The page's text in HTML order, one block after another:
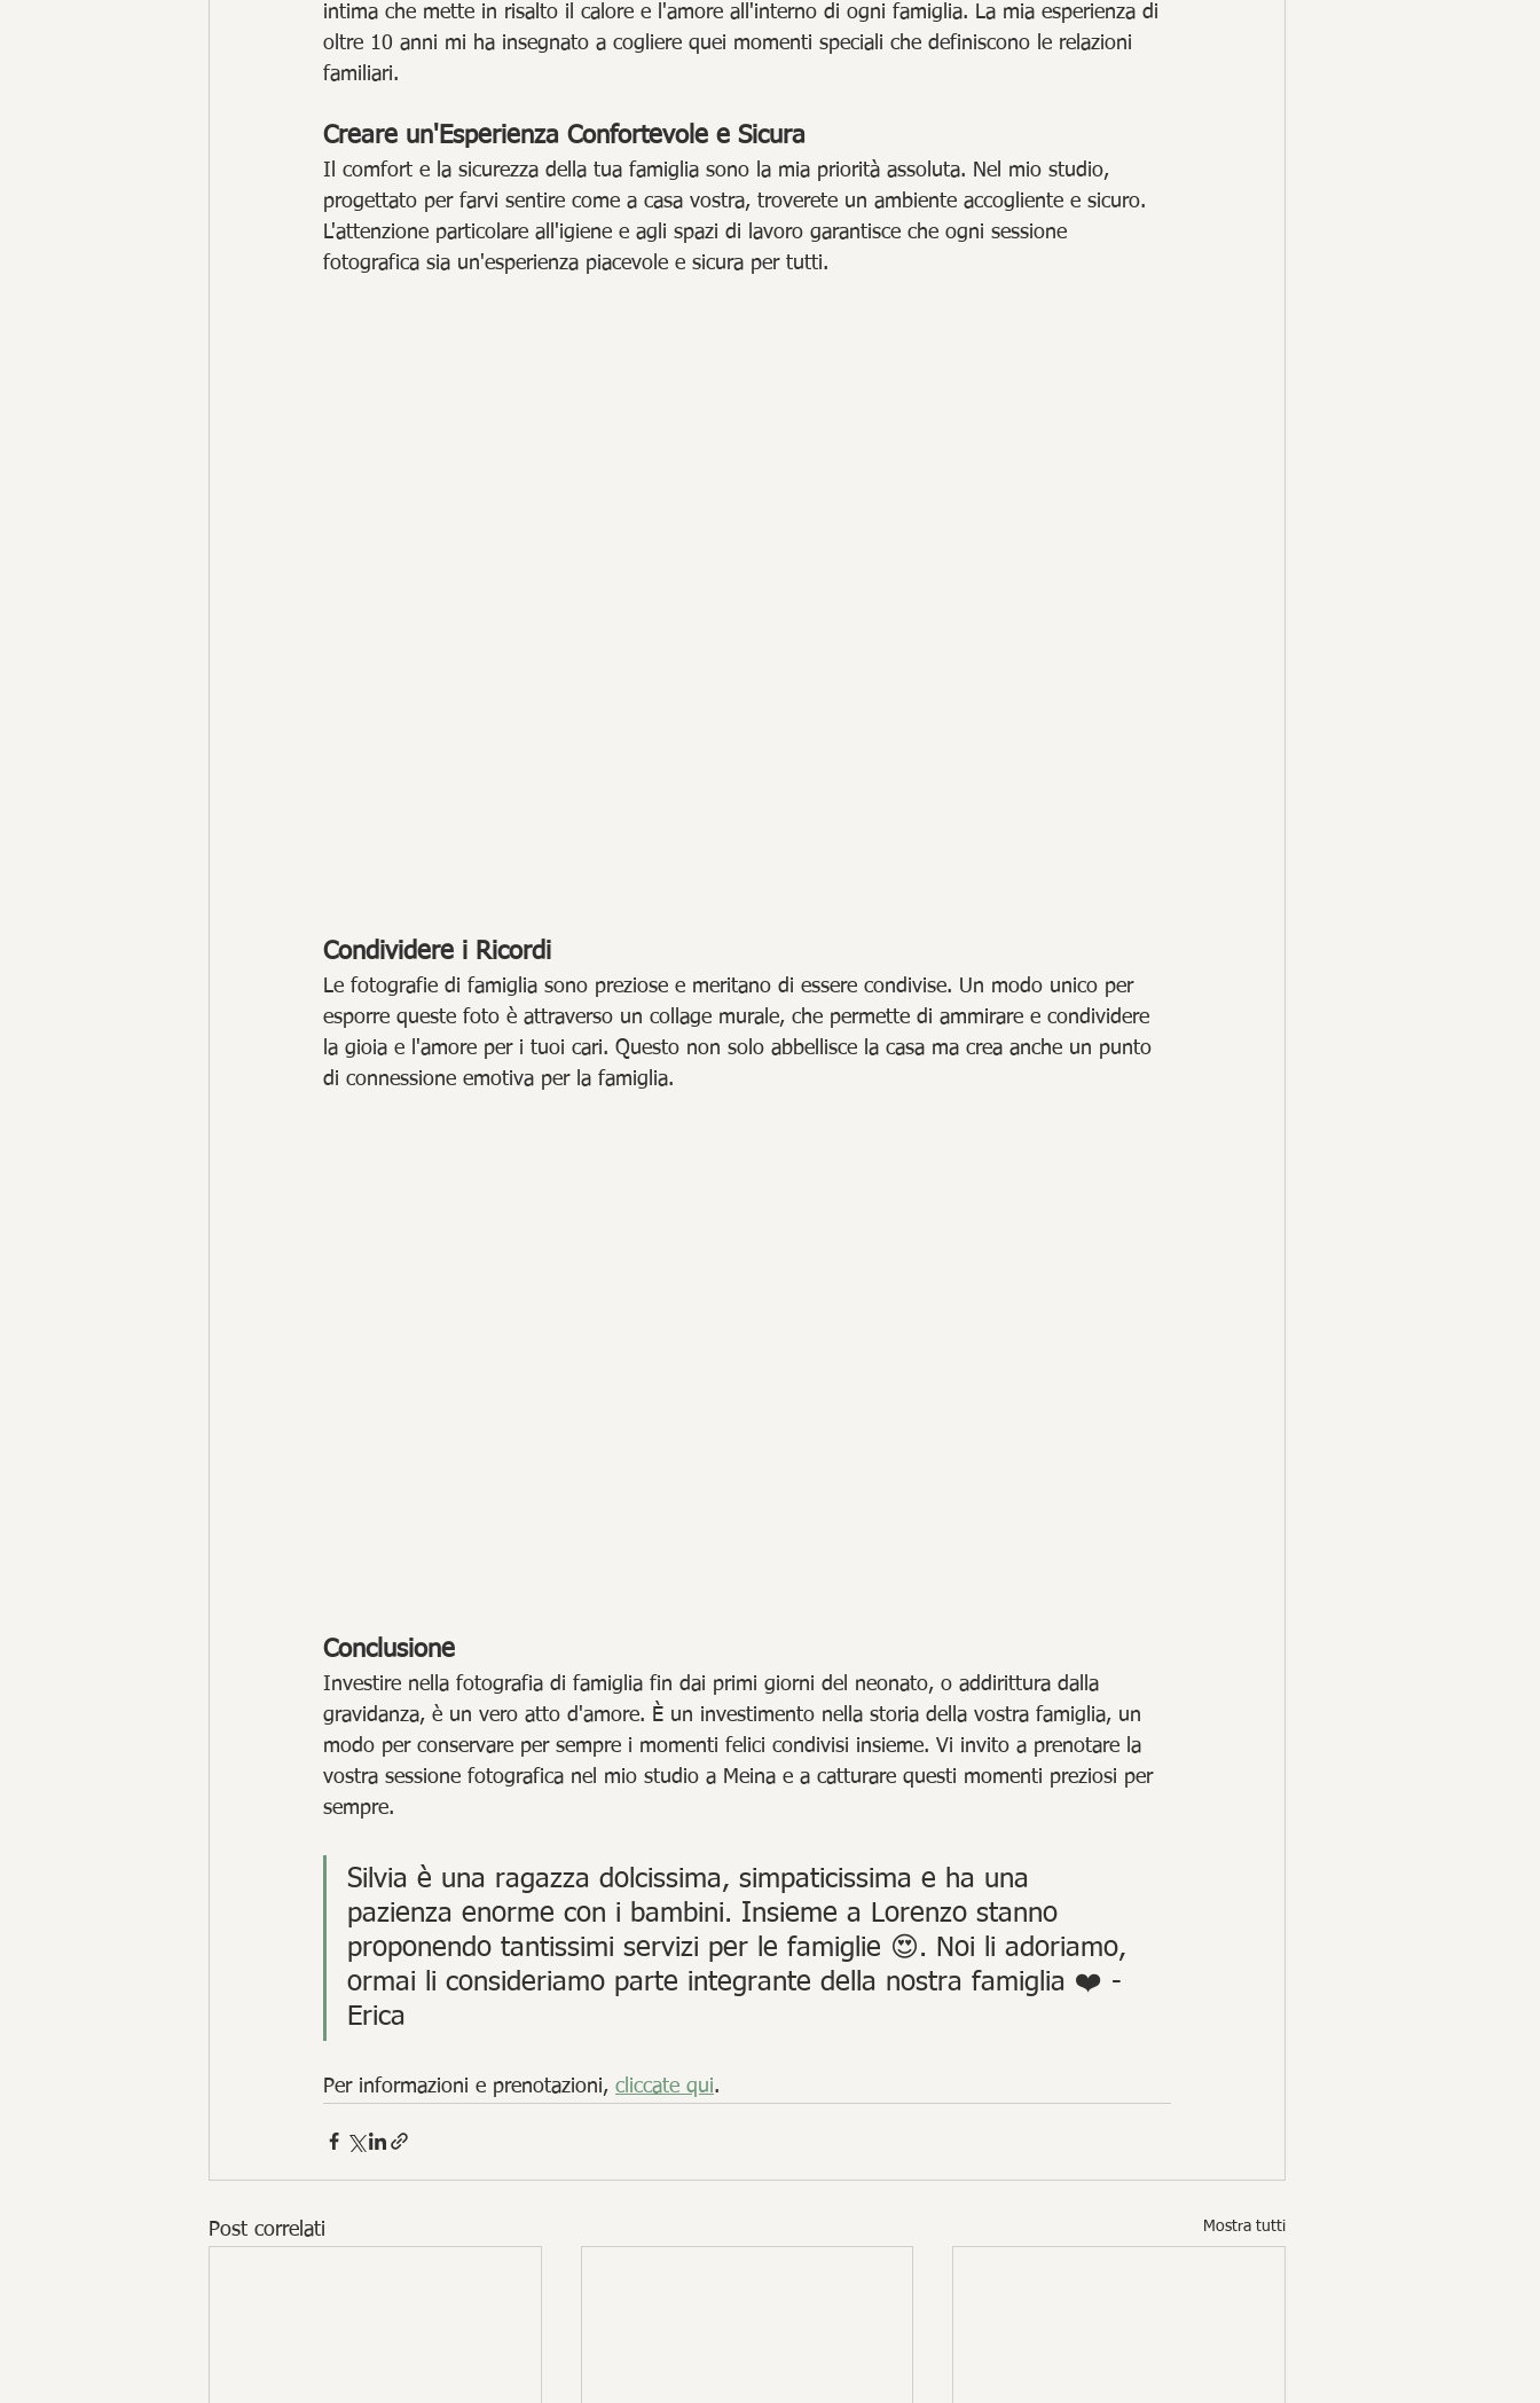
intima che mette in risalto il calore e l'amore all'interno di ogni famiglia. La mia esperienza di
oltre 10 anni mi ha insegnato a cogliere quei momenti speciali che definiscono le relazioni
familiari.
Creare un'Esperienza Confortevole e Sicura
Il comfort e la sicurezza della tua famiglia sono la mia priorità assoluta. Nel mio studio,
progettato per farvi sentire come a casa vostra, troverete un ambiente accogliente e sicuro.
L'attenzione particolare all'igiene e agli spazi di lavoro garantisce che ogni sessione
fotografica sia un'esperienza piacevole e sicura per tutti.
Condividere i Ricordi
Le fotografie di famiglia sono preziose e meritano di essere condivise. Un modo unico per
esporre queste foto è attraverso un collage murale, che permette di ammirare e condividere
la gioia e l'amore per i tuoi cari. Questo non solo abbellisce la casa ma crea anche un punto
di connessione emotiva per la famiglia.
Conclusione
Investire nella fotografia di famiglia fin dai primi giorni del neonato, o addirittura dalla
gravidanza, è un vero atto d'amore. È un investimento nella storia della vostra famiglia, un
modo per conservare per sempre i momenti felici condivisi insieme. Vi invito a prenotare la
vostra sessione fotografica nel mio studio a Meina e a catturare questi momenti preziosi per
sempre.
Silvia è una ragazza dolcissima, simpaticissima e ha una
pazienza enorme con i bambini. Insieme a Lorenzo stanno
proponendo tantissimi servizi per le famiglie 😍. Noi li adoriamo,
ormai li consideriamo parte integrante della nostra famiglia ❤️ -
Erica
Per informazioni e prenotazioni, cliccate qui.
Post correlati Mostra tutti